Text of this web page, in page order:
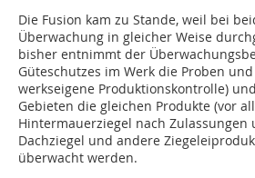
Die Fusion kam zu Stande, weil bei
Überwachung in gleicher Weise
bisher entnimmt der
Güteschutzes im Werk die Proben
werkseigene Produktionskontrolle)
Gebieten die gleichen Produkte (vor
Hintermauerziegel nach Zulassungen
Dachziegel und andere
überwacht werden.